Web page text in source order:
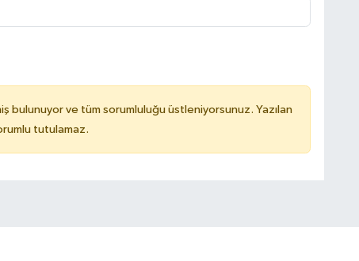
bulunuyor ve tüm sorumluluğu üstleniyorsunuz. Yazılan
tutulamaz.